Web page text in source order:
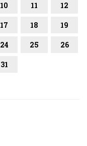
10 11 12
17 18 19
24 25 26
31